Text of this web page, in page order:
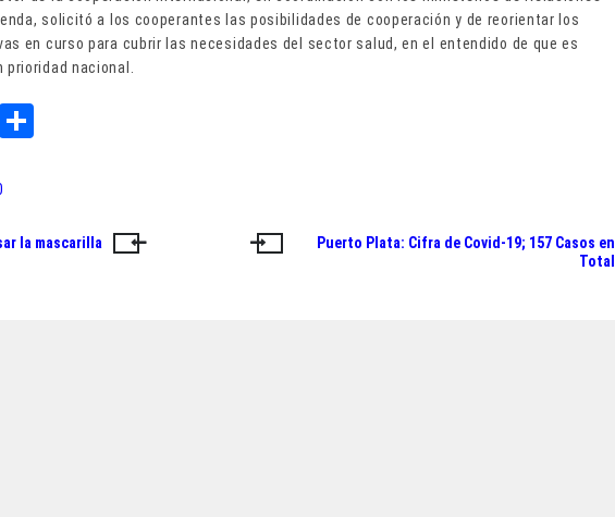
solicitó a los cooperantes las posibilidades de cooperación y de reorientar los
en curso para cubrir las necesidades del sector salud, en el entendido de que es
prioridad nacional.
W
la mascarilla
Puerto Plata: Cifra de Covid-19; 157 Casos en
Total